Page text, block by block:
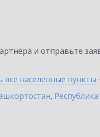
и отправьте
все населенные пункты
,